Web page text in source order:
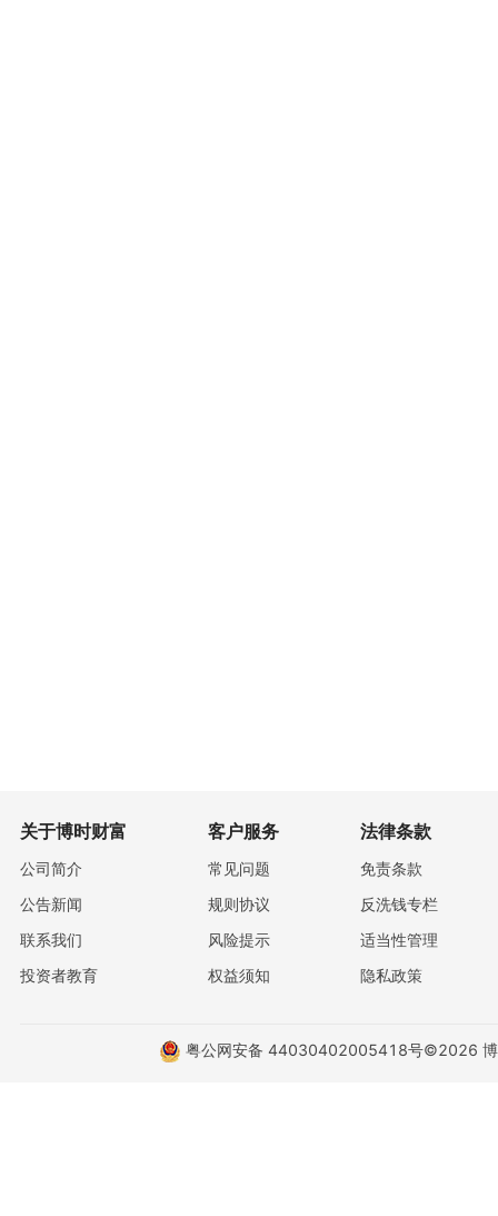
关于博时财富
公司简介
公告新闻
联系我们
投资者教育
客户服务
常见问题
规则协议
风险提示
权益须知
法律条款
免责条款
反洗钱专栏
适当性管理
隐私政策
粤公网安备 44030402005418号©2026 博